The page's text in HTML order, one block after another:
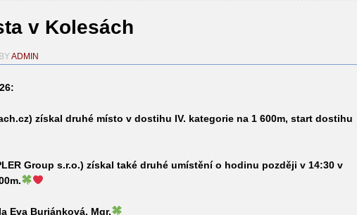
v Kolesách
BYADMIN
získal druhé místo v dostihu IV. kategorie na 1 600m, start dostihu
Group s.r.o.) získal také druhé umístění o hodinu později v 14:30 v
Eva Buriánková, Mgr.